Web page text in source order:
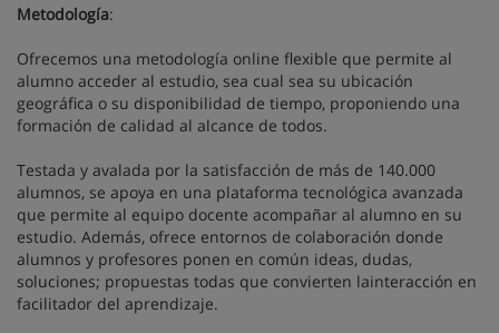
Metodología:
Ofrecemos una metodología online flexible que permite al
alumno acceder al estudio, sea cual sea su ubicación
geográfica o su disponibilidad de tiempo, proponiendo una
formación de calidad al alcance de todos.
Testada y avalada por la satisfacción de más de 140.000
alumnos, se apoya en una plataforma tecnológica avanzada
que permite al equipo docente acompañar al alumno en su
estudio. Además, ofrece entornos de colaboración donde
alumnos y profesores ponen en común ideas, dudas,
soluciones; propuestas todas que convierten lainteracción en
facilitador del aprendizaje.